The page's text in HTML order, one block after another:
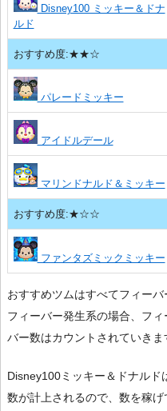
Disney100 ミッキー＆ドナ
ルド
おすすめ度:★★☆
パレードミッキー
アイドルデール
マリンドナルド＆ミッキー
おすすめ度:★☆☆
ファンタズミックミッキー
おすすめツムはすべてフィーバ
フィーバー発生系の場合、フ
バー数はカウントされていきま
Disney100ミッキー＆ドナルド
数が計上されるので、数を稼げ